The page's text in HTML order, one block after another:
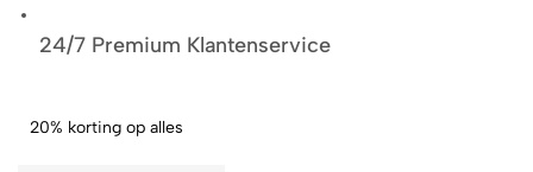
24/7 Premium Klantenservice
20% korting op alles